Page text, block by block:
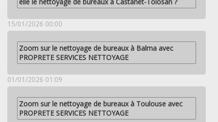
15/01/2026 00:00
Zoom sur le nettoyage de bureaux à Balma avec
PROPRETE SERVICES NETTOYAGE
01/01/2026 01:09
Zoom sur le nettoyage de bureaux à Toulouse avec
PROPRETE SERVICES NETTOYAGE